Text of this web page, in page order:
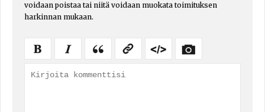
voidaan poistaa tai niitä voidaan muokata toimituksen
harkinnan mukaan.